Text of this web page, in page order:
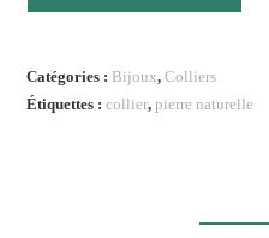
II
Catégories : Bijoux,Colliers
Étiquettes :collier,pierre naturelle